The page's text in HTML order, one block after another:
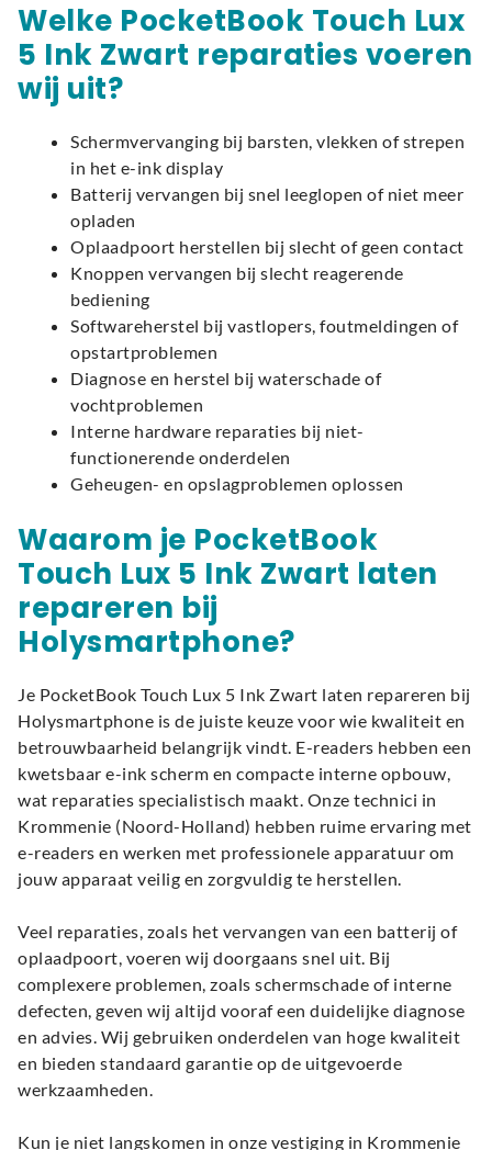
Welke PocketBook Touch Lux
5 Ink Zwart reparaties voeren
wij uit?
Schermvervanging bij barsten, vlekken of strepen
in het e-ink display
Batterij vervangen bij snel leeglopen of niet meer
opladen
Oplaadpoort herstellen bij slecht of geen contact
Knoppen vervangen bij slecht reagerende
bediening
Softwareherstel bij vastlopers, foutmeldingen of
opstartproblemen
Diagnose en herstel bij waterschade of
vochtproblemen
Interne hardware reparaties bij niet-
functionerende onderdelen
Geheugen- en opslagproblemen oplossen
Waarom je PocketBook
Touch Lux 5 Ink Zwart laten
repareren bij
Holysmartphone?
Je PocketBook Touch Lux 5 Ink Zwart laten repareren bij
Holysmartphone is de juiste keuze voor wie kwaliteit en
betrouwbaarheid belangrijk vindt. E-readers hebben een
kwetsbaar e-ink scherm en compacte interne opbouw,
wat reparaties specialistisch maakt. Onze technici in
Krommenie (Noord-Holland) hebben ruime ervaring met
e-readers en werken met professionele apparatuur om
jouw apparaat veilig en zorgvuldig te herstellen.
Veel reparaties, zoals het vervangen van een batterij of
oplaadpoort, voeren wij doorgaans snel uit. Bij
complexere problemen, zoals schermschade of interne
defecten, geven wij altijd vooraf een duidelijke diagnose
en advies. Wij gebruiken onderdelen van hoge kwaliteit
en bieden standaard garantie op de uitgevoerde
werkzaamheden.
Kun je niet langskomen in onze vestiging in Krommenie